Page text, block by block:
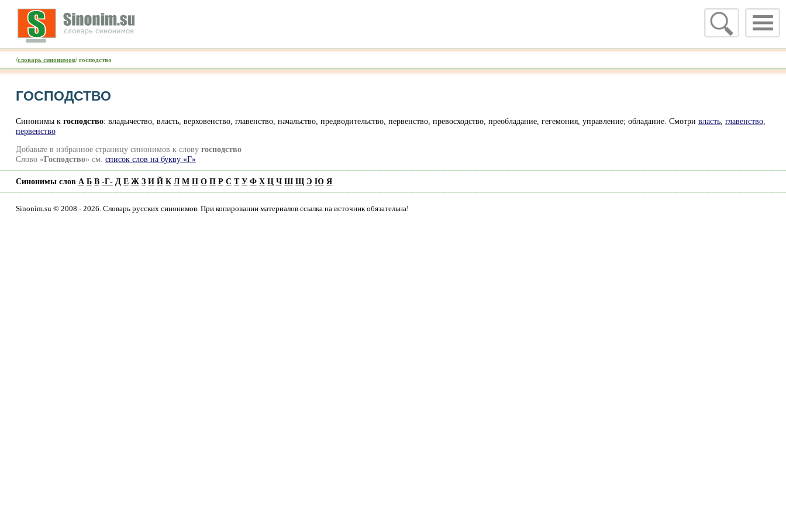
/словарь синонимов/ господство
ГОСПОДСТВО
Синонимы к господство: владычество, власть, верховенство, главенство, начальство, предводительство, первенство, превосходство, преобладание, гегемония, управление; обладание. Смотри власть, главенство,
первенство
Добавьте в избранное страницу синонимов к слову господство
Слово «Господство» см. список слов на букву «Г»
Синонимы слов А Б В -Г- Д Е Ж З И Й К Л М Н О П Р С Т У Ф Х Ц Ч Ш Щ Э Ю Я
Sinonim.su © 2008 - 2026. Словарь русских синонимов. При копировании материалов ссылка на источник обязательна!